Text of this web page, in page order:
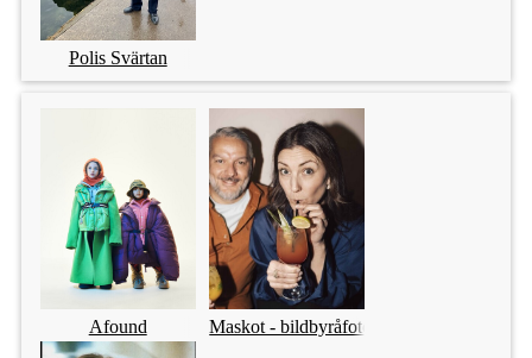
Polis Svärtan
Afound Maskot - bildbyråfotografering